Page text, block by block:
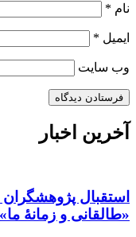
نام *
ایمیل *
وب‌ سایت
آخرین اخبار
استقبال
«طالقانی و زمانهٔ ما»